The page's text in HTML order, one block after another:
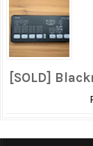
[SOLD]